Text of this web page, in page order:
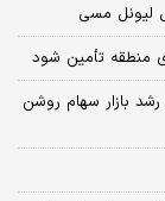
لیونل مسی
منطقه تأمین شود
17 مردادماه 1405/ موتور رشد بازار سهام روشن